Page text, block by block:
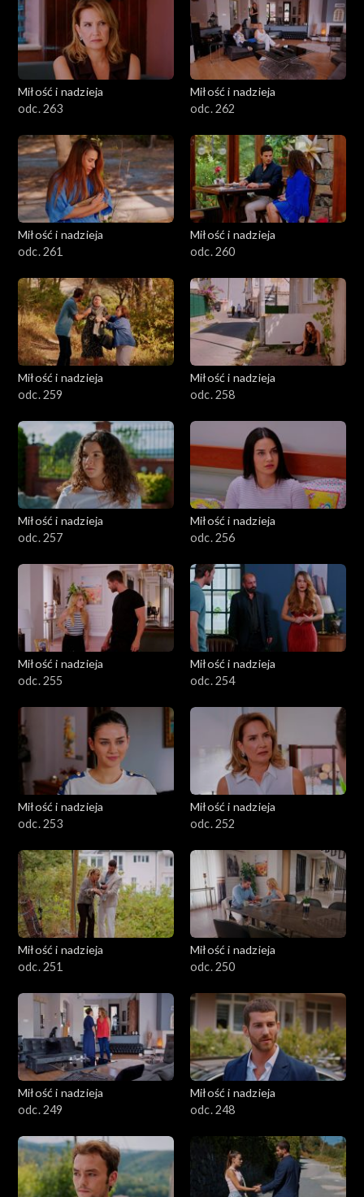
Miłość i nadzieja
odc. 263
Miłość i nadzieja
odc. 262
Miłość i nadzieja
odc. 261
Miłość i nadzieja
odc. 260
Miłość i nadzieja
odc. 259
Miłość i nadzieja
odc. 258
Miłość i nadzieja
odc. 257
Miłość i nadzieja
odc. 256
Miłość i nadzieja
odc. 255
Miłość i nadzieja
odc. 254
Miłość i nadzieja
odc. 253
Miłość i nadzieja
odc. 252
Miłość i nadzieja
odc. 251
Miłość i nadzieja
odc. 250
Miłość i nadzieja
odc. 249
Miłość i nadzieja
odc. 248